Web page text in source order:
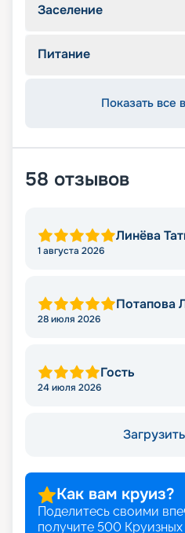
Заселение
Питание
Показать все
58 отзывов
Линёва
1 августа 2026
Потапова
28 июля 2026
Гость
24 июля 2026
Как вам круиз?
Поделитесь своими
получите 500